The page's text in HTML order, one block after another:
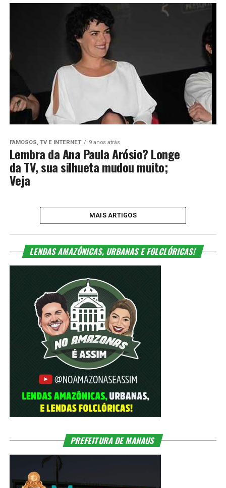
FAMOSOS, TV E INTERNET 9 anos atrás
Lembra da Ana Paula Arósio? Longe
da TV, sua silhueta mudou muito;
Veja
MAIS ARTIGOS
LENDAS AMAZÔNICAS, URBANAS E FOLCLÓRICAS!
PREFEITURA DE MANAUS